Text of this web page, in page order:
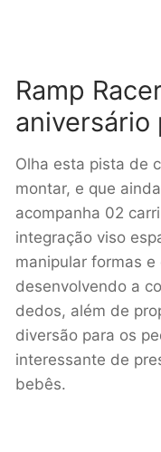
Ramp
aniversário
Olha esta pista de
montar, e que
acompanha 02
integração viso
manipular formas
desenvolvendo a
dedos, além de
diversão para os
interessante de
bebês.